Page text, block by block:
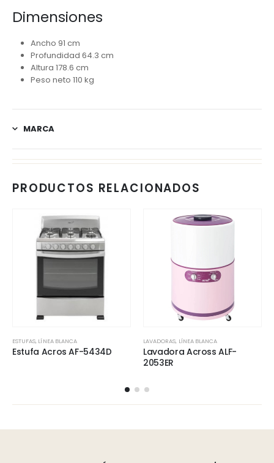
Dimensiones
Ancho 91 cm
Profundidad 64.3 cm
Altura 178.6 cm
Peso neto 110 kg
MARCA
PRODUCTOS RELACIONADOS
ESTUFAS, LÍNEA BLANCA
Estufa Acros AF-5434D
LAVADORAS, LÍNEA BLANCA
Lavadora Across ALF-
2053ER